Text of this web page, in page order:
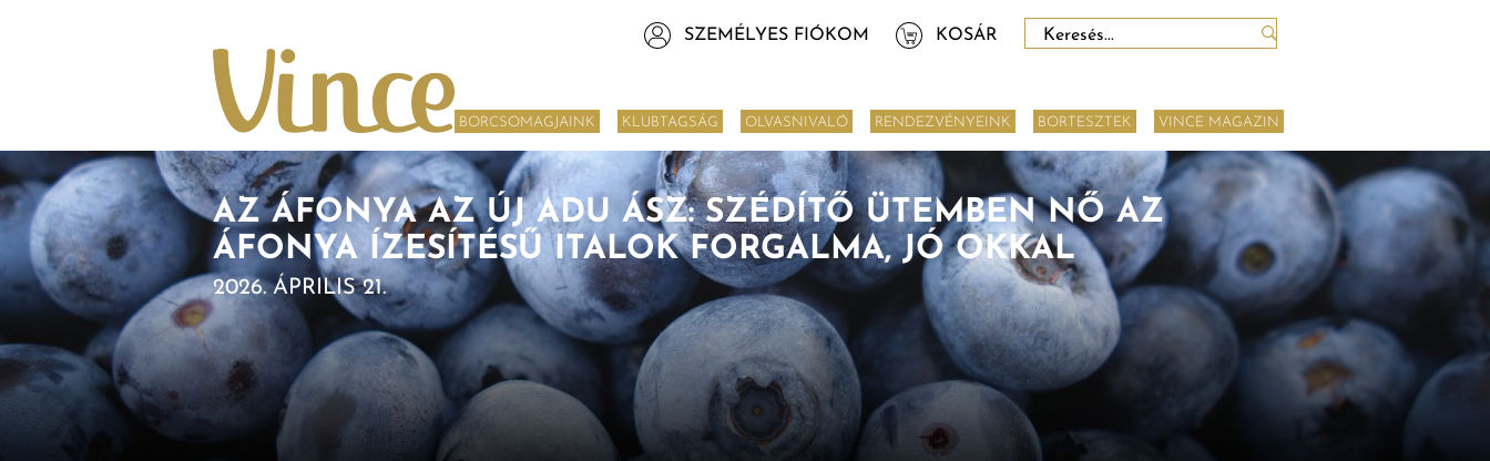
SZEMÉLYES FIÓKOM KOSÁR Keresés:
BORCSOMAGJAINK KLUBTAGSÁG OLVASNIVALÓ RENDEZVÉNYEINK BORTESZTEK VINCE MAGAZIN
AZ ÁFONYA AZ ÚJ ADU ÁSZ: SZÉDÍTŐ ÜTEMBEN NŐ AZ
ÁFONYA ÍZESÍTÉSŰ ITALOK FORGALMA, JÓ OKKAL
2026. ÁPRILIS 21.